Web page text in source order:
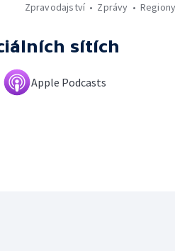
Zpravodajství
Zprávy
sítích
Apple Podcasts